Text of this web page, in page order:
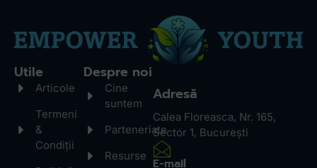
Utile
Articole
Termeni
&
Condiții
Despre noi
Cine
suntem
Parteneriate
Resurse
Adresă
Calea Floreasca, Nr. 165,
Sector 1, București
E-mail